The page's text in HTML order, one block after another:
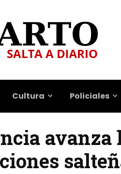
Cultura Policiales
avanza